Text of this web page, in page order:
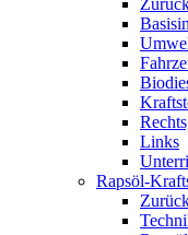
Links
Rapsöl-